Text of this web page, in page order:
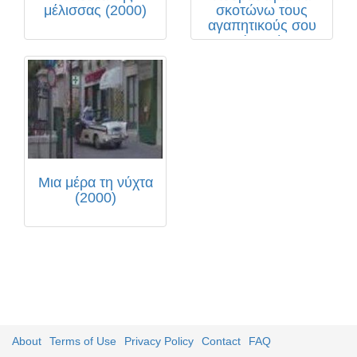
μέλισσας (2000)
σκοτώνω τους
αγαπητικούς σου
(2002)
Μια μέρα τη νύχτα
(2000)
About Terms of Use Privacy Policy Contact FAQ